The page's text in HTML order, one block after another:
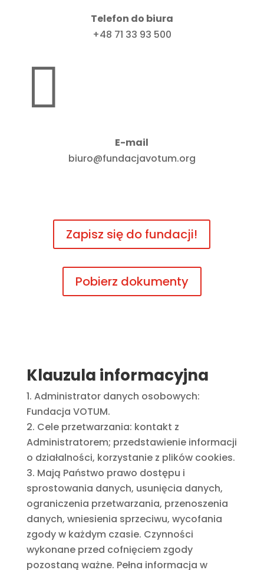
Telefon do biura
+48 71 33 93 500

E-mail
biuro@fundacjavotum.org
Zapisz się do fundacji!
Pobierz dokumenty
Klauzula informacyjna
Administrator danych osobowych:
Fundacja VOTUM.
Cele przetwarzania: kontakt z
Administratorem; przedstawienie informacji
o działalności, korzystanie z plików cookies.
Mają Państwo prawo dostępu i
sprostowania danych, usunięcia danych,
ograniczenia przetwarzania, przenoszenia
danych, wniesienia sprzeciwu, wycofania
zgody w każdym czasie. Czynności
wykonane przed cofnięciem zgody
pozostaną ważne. Pełna informacja w